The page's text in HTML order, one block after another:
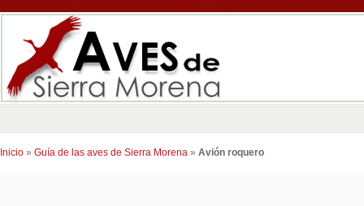
Inicio » Guía de las aves de Sierra Morena » Avión roquero